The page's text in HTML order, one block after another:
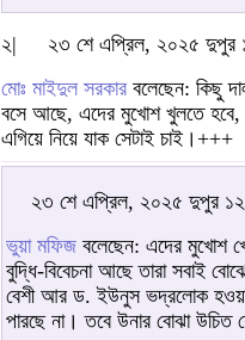
২|
২৩ শে এপ্রিল, ২০২৫ দুপুর
মোঃ মাইদুল সরকার বলেছেন: কিছু
বসে আছে, এদের মুখোশ খুলতে হবে,
এগিয়ে নিয়ে যাক সেটাই চাই।+++
২৩ শে এপ্রিল, ২০২৫ দুপুর
ভুয়া মফিজ বলেছেন: এদের মুখোশ
বুদ্ধি-বিবেচনা আছে তারা সবাই
বেশী আর ড. ইউনুস ভদ্রলোক
পারছে না। তবে উনার বোঝা